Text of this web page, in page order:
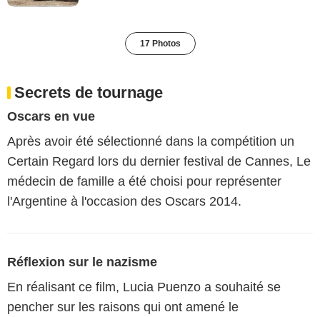
17 Photos
Secrets de tournage
Oscars en vue
Après avoir été sélectionné dans la compétition un
Certain Regard lors du dernier festival de Cannes, Le
médecin de famille a été choisi pour représenter
l'Argentine à l'occasion des Oscars 2014.
Réflexion sur le nazisme
En réalisant ce film, Lucia Puenzo a souhaité se
pencher sur les raisons qui ont amené le